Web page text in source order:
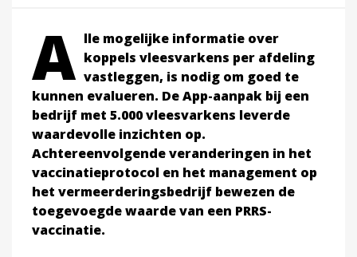
A lle mogelijke informatie over
koppels vleesvarkens per afdeling
vastleggen, is nodig om goed te
kunnen evalueren. De App-aanpak bij een
bedrijf met 5.000 vleesvarkens leverde
waardevolle inzichten op.
Achtereenvolgende veranderingen in het
vaccinatieprotocol en het management op
het vermeerderingsbedrijf bewezen de
toegevoegde waarde van een PRRS-
vaccinatie.